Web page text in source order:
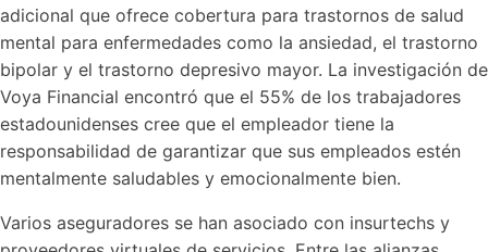
adicional que ofrece cobertura para trastornos de salud
mental para enfermedades como la ansiedad, el trastorno
bipolar y el trastorno depresivo mayor. La investigación de
Voya Financial encontró que el 55% de los trabajadores
estadounidenses cree que el empleador tiene la
responsabilidad de garantizar que sus empleados estén
mentalmente saludables y emocionalmente bien.
Varios aseguradores se han asociado con insurtechs y